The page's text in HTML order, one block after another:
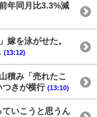
年同月比3.3%減
嫁を泳がせた。
(13:12)
積み「売れたこ
つきが横行 (13:10)
いこうと思うん